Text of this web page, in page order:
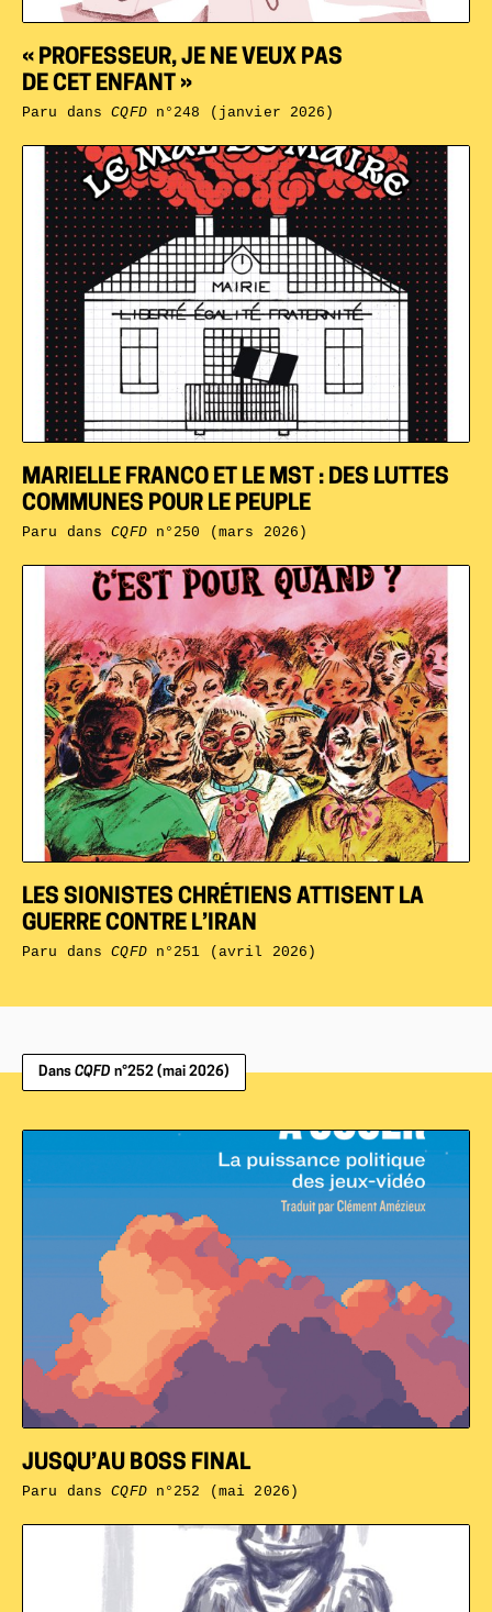
LES SIONISTES CHRÉTIENS ATTISENT LA
GUERRE CONTRE L’IRAN
Paru dansCQFDn°251 (avril 2026)
MARIELLE FRANCO ET LE MST : DES LUTTES
COMMUNES POUR LE PEUPLE
Paru dansCQFDn°250 (mars 2026)
« PROFESSEUR, JE NE VEUX PAS
DE CET ENFANT »
Paru dansCQFDn°248 (janvier 2026)
Dans CQFD n°252 (mai 2026)
JUSQU’AU BOSS FINAL
Paru dansCQFDn°252 (mai 2026)